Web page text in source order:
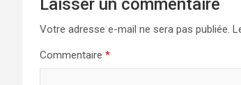
Laisser un commentaire
Votre adresse e-mail ne sera pas publiée.
Commentaire *